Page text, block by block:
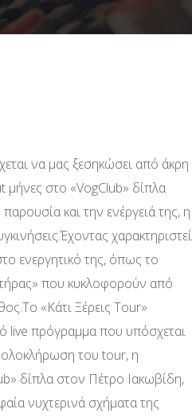
να μας ξεσηκώσει από άκρη
μήνες στο «VogClub» δίπλα
και την ενέργειά της, η
χαρακτηριστεί
ενεργητικό της, όπως το
που κυκλοφορούν από
«Κάτι Ξέρεις Tour»
live πρόγραμμα που υπόσχεται
ολοκλήρωση του tour, η
δίπλα στον Πέτρο Ιακωβίδη,
νυχτερινά σχήματα της